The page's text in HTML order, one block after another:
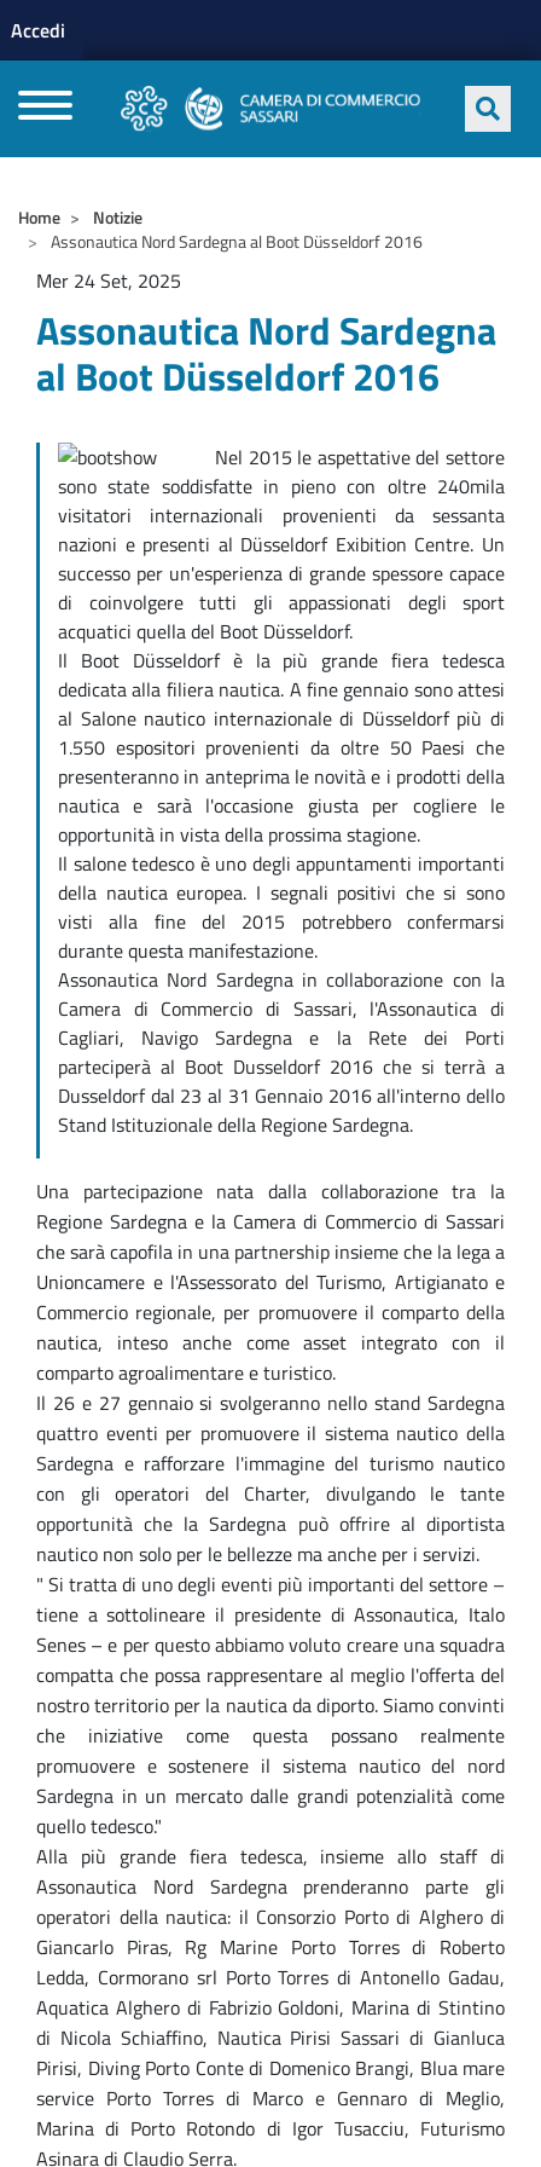
profilo utente
Accedi
Home
Notizie
Assonautica Nord Sardegna al Boot Düsseldorf 2016
Mer 24 Set, 2025
Assonautica Nord Sardegna
al Boot Düsseldorf 2016
Nel 2015 le aspettative del settore
sono state soddisfatte in pieno con oltre 240mila
visitatori internazionali provenienti da sessanta
nazioni e presenti al Düsseldorf Exibition Centre. Un
successo per un'esperienza di grande spessore capace
di coinvolgere tutti gli appassionati degli sport
acquatici quella del Boot Düsseldorf.
Il Boot Düsseldorf è la più grande fiera tedesca
dedicata alla filiera nautica. A fine gennaio sono attesi
al Salone nautico internazionale di Düsseldorf più di
1.550 espositori provenienti da oltre 50 Paesi che
presenteranno in anteprima le novità e i prodotti della
nautica e sarà l'occasione giusta per cogliere le
opportunità in vista della prossima stagione.
Il salone tedesco è uno degli appuntamenti importanti
della nautica europea. I segnali positivi che si sono
visti alla fine del 2015 potrebbero confermarsi
durante questa manifestazione.
Assonautica Nord Sardegna in collaborazione con la
Camera di Commercio di Sassari, l'Assonautica di
Cagliari, Navigo Sardegna e la Rete dei Porti
parteciperà al Boot Dusseldorf 2016 che si terrà a
Dusseldorf dal 23 al 31 Gennaio 2016 all'interno dello
Stand Istituzionale della Regione Sardegna.
Una partecipazione nata dalla collaborazione tra la
Regione Sardegna e la Camera di Commercio di Sassari
che sarà capofila in una partnership insieme che la lega a
Unioncamere e l'Assessorato del Turismo, Artigianato e
Commercio regionale, per promuovere il comparto della
nautica, inteso anche come asset integrato con il
comparto agroalimentare e turistico.
Il 26 e 27 gennaio si svolgeranno nello stand Sardegna
quattro eventi per promuovere il sistema nautico della
Sardegna e rafforzare l'immagine del turismo nautico
con gli operatori del Charter, divulgando le tante
opportunità che la Sardegna può offrire al diportista
nautico non solo per le bellezze ma anche per i servizi.
" Si tratta di uno degli eventi più importanti del settore –
tiene a sottolineare il presidente di Assonautica, Italo
Senes – e per questo abbiamo voluto creare una squadra
compatta che possa rappresentare al meglio l'offerta del
nostro territorio per la nautica da diporto. Siamo convinti
che iniziative come questa possano realmente
promuovere e sostenere il sistema nautico del nord
Sardegna in un mercato dalle grandi potenzialità come
quello tedesco."
Alla più grande fiera tedesca, insieme allo staff di
Assonautica Nord Sardegna prenderanno parte gli
operatori della nautica: il Consorzio Porto di Alghero di
Giancarlo Piras, Rg Marine Porto Torres di Roberto
Ledda, Cormorano srl Porto Torres di Antonello Gadau,
Aquatica Alghero di Fabrizio Goldoni, Marina di Stintino
di Nicola Schiaffino, Nautica Pirisi Sassari di Gianluca
Pirisi, Diving Porto Conte di Domenico Brangi, Blua mare
service Porto Torres di Marco e Gennaro di Meglio,
Marina di Porto Rotondo di Igor Tusacciu, Futurismo
Asinara di Claudio Serra.